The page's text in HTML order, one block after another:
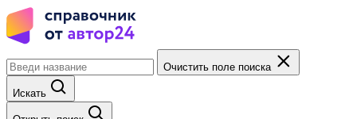
Очистить поле поиска
Искать